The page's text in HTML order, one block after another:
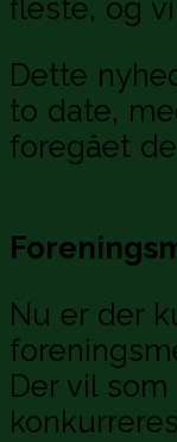
fleste, og
Dette
to date,
foregået
Nu er der
Der vil